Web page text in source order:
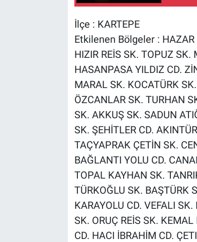
İlçe : KARTEPE
Etkilenen Bölgeler : HAZAR
HIZIR REİS SK. TOPUZ SK.
HASANPASA YILDIZ CD.
MARAL SK. KOCATÜRK
ÖZCANLAR SK. TURHAN
SK. AKKUŞ SK. SADUN
SK. ŞEHİTLER CD.
TAÇYAPRAK ÇETİN SK.
BAĞLANTI YOLU CD.
TOPAL KAYHAN SK.
TÜRKOĞLU SK. BAŞTÜRK
KARAYOLU CD. VEFALI
SK. ORUÇ REİS SK.
CD. HACI İBRAHİM CD.